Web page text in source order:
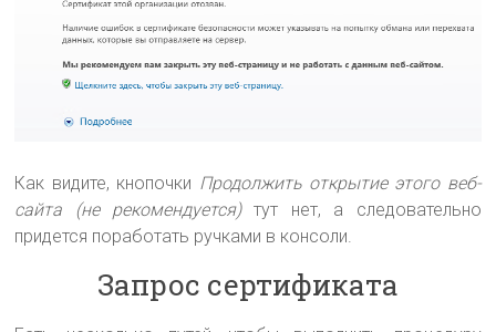
Как видите, кнопочки Продолжить открытие этого веб-
сайта (не рекомендуется)тут нет, а следовательно
придется поработать ручками в консоли.
Запрос сертификата